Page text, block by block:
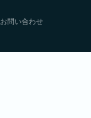
お問い合わせ